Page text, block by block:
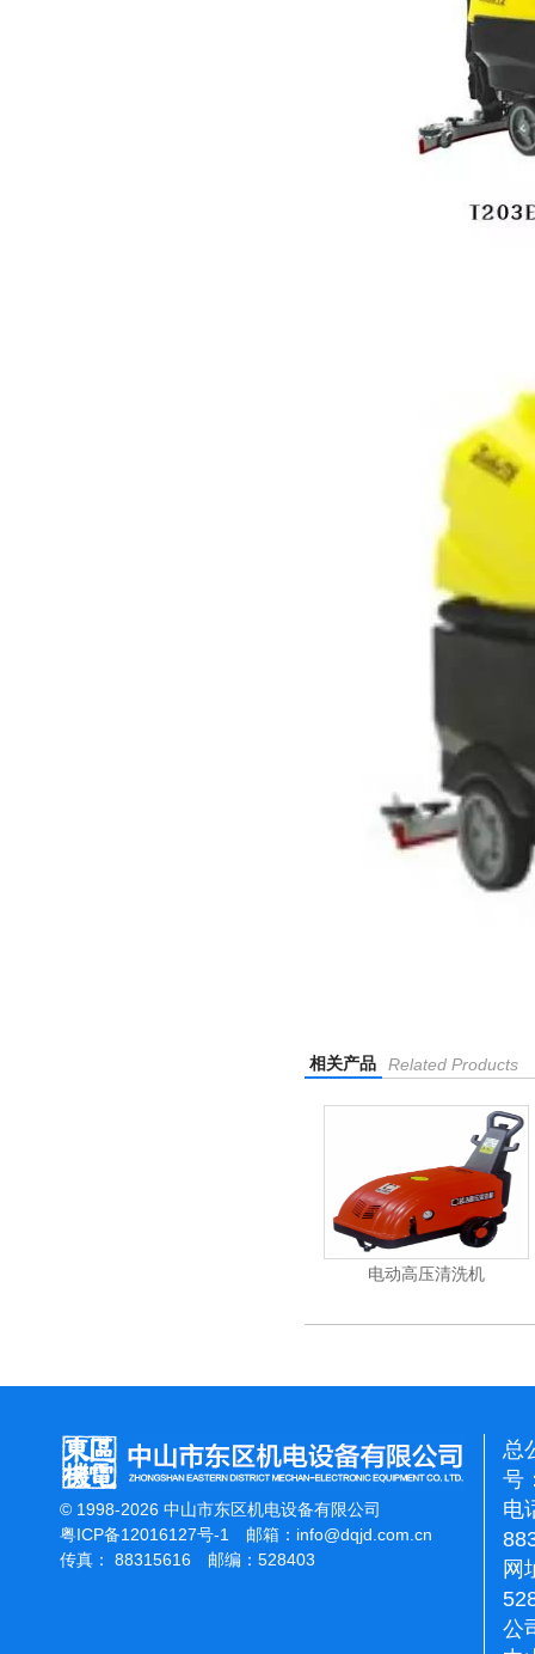
相关产品 Related Products
吸尘机
© 1998-2026 中山市东区机电设备有限公司
粤ICP备12016127号-1 邮箱： info@dqjd.com.cn
传真： 88315616 邮编：528403
总
号
电
网
公